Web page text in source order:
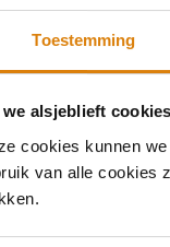
Toestemming
we alsjeblieft
cookies kunnen
van alle cookies
hun voorwaarden
als een
grote
Ze denken
makkelijker